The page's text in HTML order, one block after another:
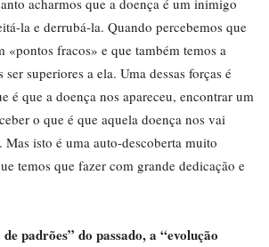
acharmos que a doença é um inimigo
la e derrubá-la. Quando percebemos que
«pontos fracos» e que também temos a
superiores a ela. Uma dessas forças é
é que a doença nos apareceu, encontrar um
o que é que aquela doença nos vai
Mas isto é uma auto-descoberta muito
temos que fazer com grande dedicação e
padrões” do passado, a “evolução